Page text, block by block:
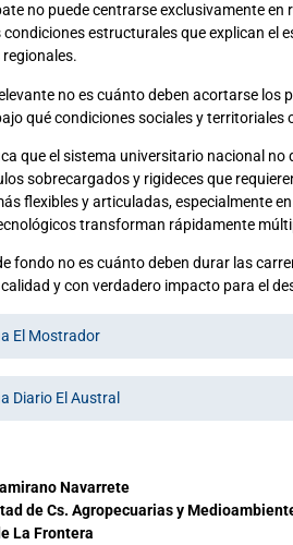
no puede centrarse exclusivamente
estructurales que explican el
no es cuánto deben acortarse los
qué condiciones sociales y territoriales
que el sistema universitario nacional
sobrecargados y rigideces que
flexibles y articuladas, especialmente
transforman rápidamente
fondo no es cuánto deben durar las
y con verdadero impacto para el
El Mostrador
Diario El Austral
Navarrete
de Cs. Agropecuarias y
La Frontera